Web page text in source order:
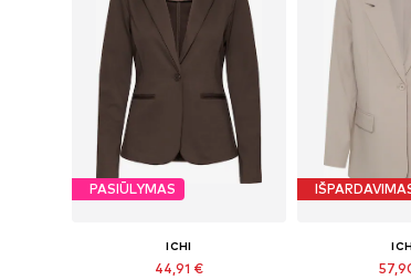
PASIŪLYMAS
ICHI
44,91 €